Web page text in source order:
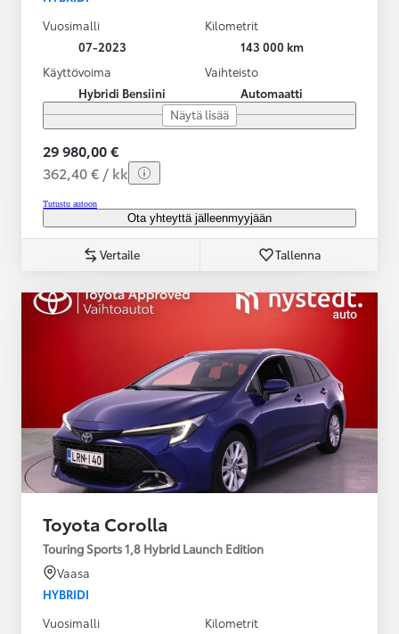
Vuosimalli
07-2023
Kilometrit
143 000 km
Käyttövoima
Hybridi Bensiini
Vaihteisto
Automaatti
Näytä lisää
29 980,00 €
362,40 € / kk
Tutustu autoon
Ota yhteyttä jälleenmyyjään
Vertaile Tallenna
Toyota Corolla
Touring Sports 1,8 Hybrid Launch Edition
Vaasa
HYBRIDI
Vuosimalli
Kilometrit